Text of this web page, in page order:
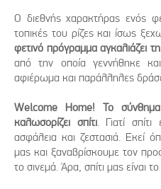
Ο διεθνής χαρακτήρας ενός
τοπικές του ρίζες και ίσως
φετινό πρόγραμμα αγκαλιάζει
από την οποία γεννήθηκε
αφιέρωμα και παράλληλες
Welcome Home! Το
καλωσορίζει σπίτι. Γιατί
ασφάλεια και ζεστασιά. Εκεί
μας και ξαναβρίσκουμε τον
το σινεμά. Άρα, σπίτι μας είναι